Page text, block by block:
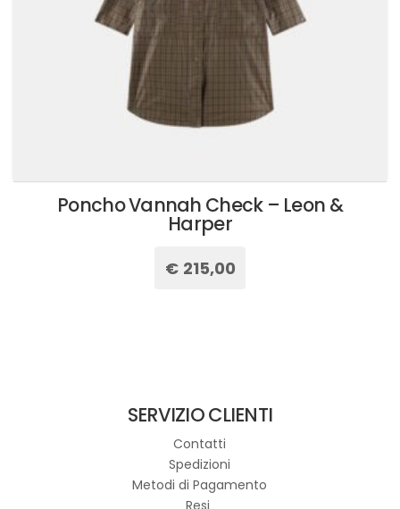
Poncho Vannah Check – Leon &
Harper
€ 215,00
opzioni
possono
essere
scelte
nella
SERVIZIO CLIENTI
Contatti
Spedizioni
Metodi di Pagamento
Resi